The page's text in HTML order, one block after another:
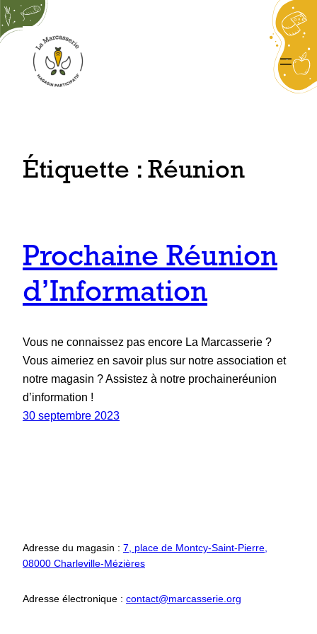
Aller
au
contenu
Étiquette : Réunion
Prochaine Réunion
d’Information
Vous ne connaissez pas encore La Marcasserie ?
Vous aimeriez en savoir plus sur notre association et
notre magasin ? Assistez à notre prochaineréunion
d’information !
30 septembre 2023
Adresse du magasin : 7, place de Montcy-Saint-Pierre,
08000 Charleville-Mézières
Adresse électronique : contact@marcasserie.org